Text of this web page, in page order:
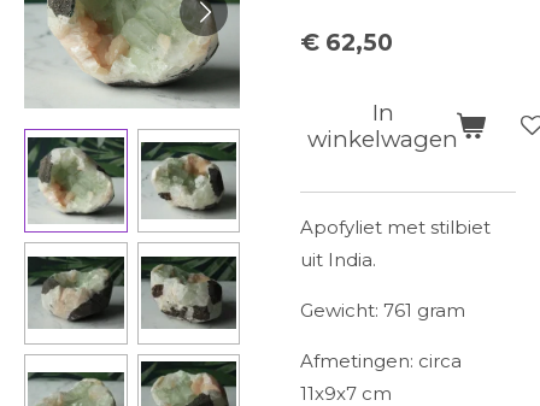
€ 62,50
In
winkelwagen
Apofyliet met stilbiet
uit India.
Gewicht: 761 gram
Afmetingen: circa
11x9x7 cm